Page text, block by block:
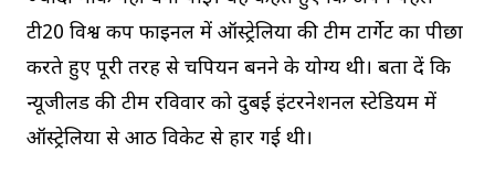
टी20 विश्व कप फाइनल में ऑस्ट्रेलिया की टीम टार्गेट का पीछा
करते हुए पूरी तरह से चैंपियन बनने के योग्य थी। बता दें कि
न्यूजीलैंड की टीम रविवार को दुबई इंटरनेशनल स्टेडियम में
ऑस्ट्रेलिया से आठ विकेट से हार गई थी।